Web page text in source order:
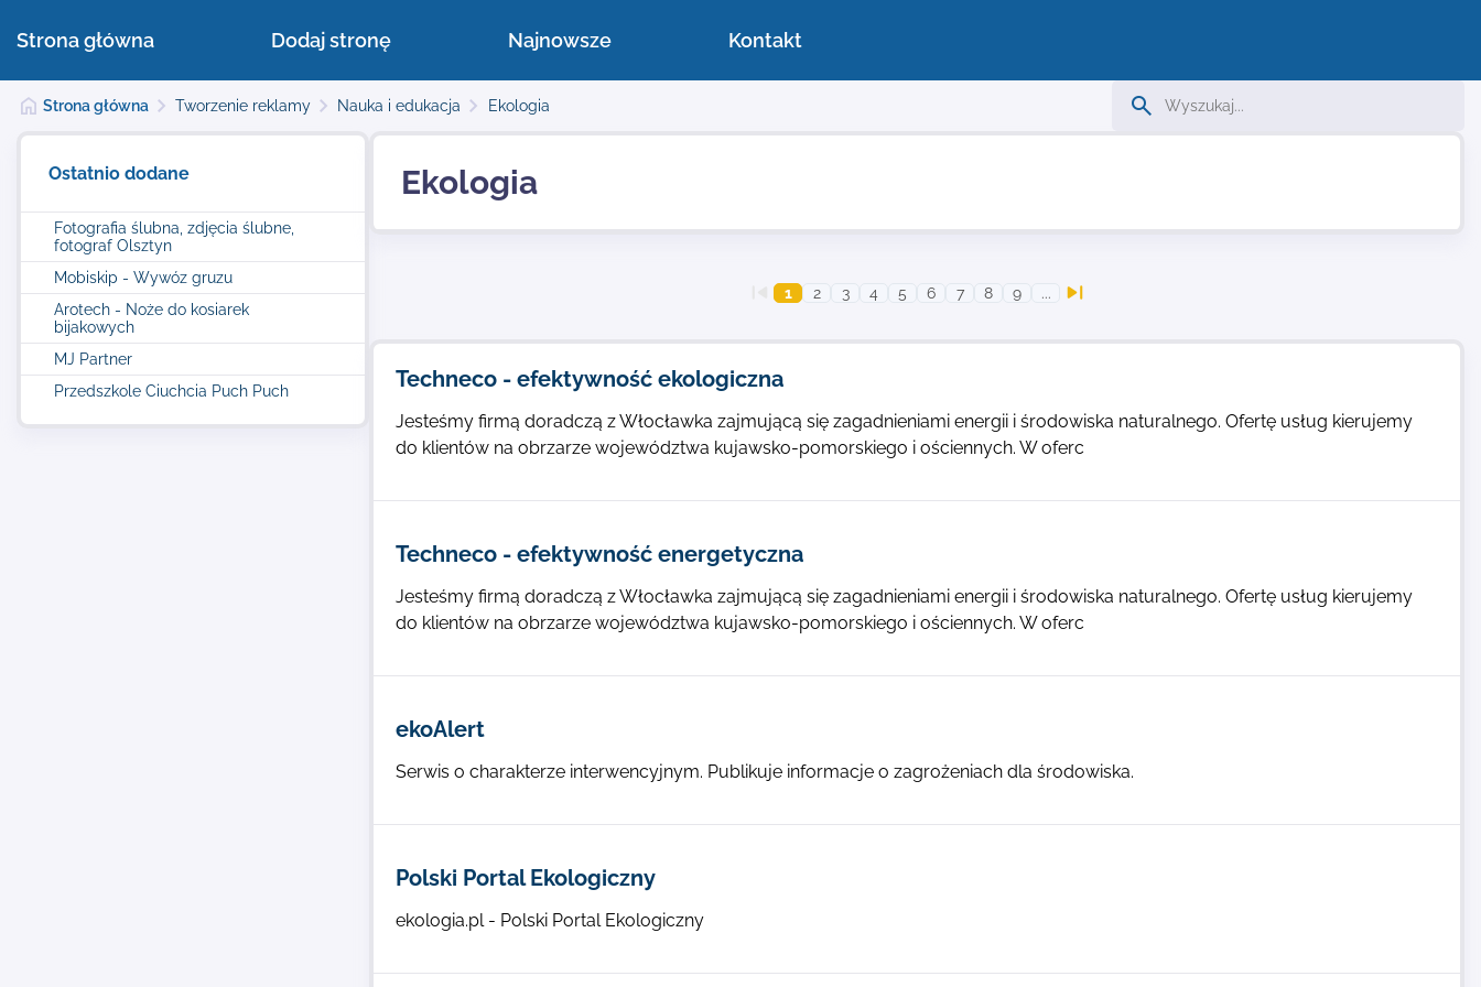
Strona główna Dodaj stronę Najnowsze Kontakt
Strona główna Tworzenie reklamy Nauka i edukacja Ekologia
Ostatnio dodane
Fotografia ślubna, zdjęcia ślubne,
fotograf Olsztyn
Mobiskip - Wywóz gruzu
Arotech - Noże do kosiarek
bijakowych
MJ Partner
Przedszkole Ciuchcia Puch Puch
Ekologia
1 2 3 4 5 6 7 8 9 ...
Techneco - efektywność ekologiczna
Jesteśmy firmą doradczą z Włocławka zajmującą się zagadnieniami energii i środowiska naturalnego. Ofertę usług kierujemy
do klientów na obrzarze województwa kujawsko-pomorskiego i ościennych. W oferc
Techneco - efektywność energetyczna
Jesteśmy firmą doradczą z Włocławka zajmującą się zagadnieniami energii i środowiska naturalnego. Ofertę usług kierujemy
do klientów na obrzarze województwa kujawsko-pomorskiego i ościennych. W oferc
ekoAlert
Serwis o charakterze interwencyjnym. Publikuje informacje o zagrożeniach dla środowiska.
Polski Portal Ekologiczny
ekologia.pl - Polski Portal Ekologiczny